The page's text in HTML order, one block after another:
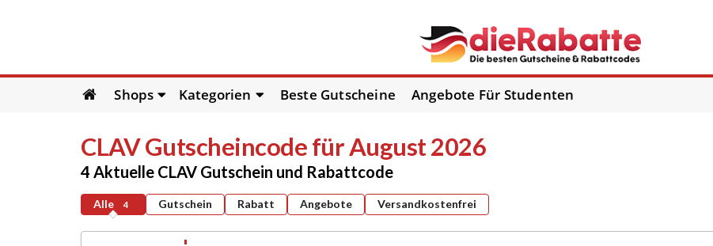
Skip
to
Shops Kategorien Beste Gutscheine Angebote Für Studenten
CLAVGutscheincode für August 2026
4 Aktuelle CLAV Gutschein und Rabattcode
Alle 4 Gutschein Rabatt Angebote Versandkostenfrei